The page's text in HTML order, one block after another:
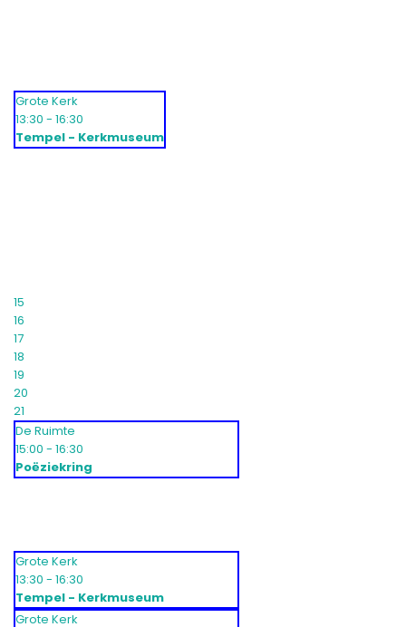
Grote Kerk
13:30 - 16:30
Tempel - Kerkmuseum
15
16
17
18
19
20
21
De Ruimte
15:00 - 16:30
Poëziekring
Grote Kerk
13:30 - 16:30
Tempel - Kerkmuseum
Grote Kerk